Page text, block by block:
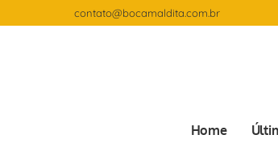
contato@bocamaldita.com.br
Home